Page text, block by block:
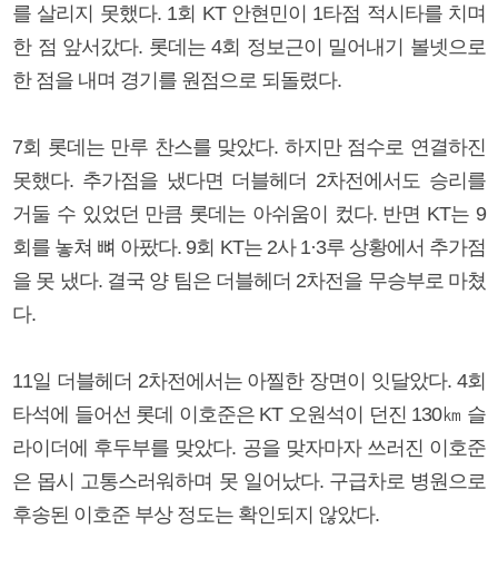
를 살리지 못했다. 1회 KT 안현민이 1타점 적시타를 치며
한 점 앞서갔다. 롯데는 4회 정보근이 밀어내기 볼넷으로
한 점을 내며 경기를 원점으로 되돌렸다.
7회 롯데는 만루 찬스를 맞았다. 하지만 점수로 연결하진
못했다. 추가점을 냈다면 더블헤더 2차전에서도 승리를
거둘 수 있었던 만큼 롯데는 아쉬움이 컸다. 반면 KT는 9
회를 놓쳐 뼈 아팠다. 9회 KT는 2사 1·3루 상황에서 추가점
을 못 냈다. 결국 양 팀은 더블헤더 2차전을 무승부로 마쳤
다.
11일 더블헤더 2차전에서는 아찔한 장면이 잇달았다. 4회
타석에 들어선 롯데 이호준은 KT 오원석이 던진 130㎞ 슬
라이더에 후두부를 맞았다. 공을 맞자마자 쓰러진 이호준
은 몹시 고통스러워하며 못 일어났다. 구급차로 병원으로
후송된 이호준 부상 정도는 확인되지 않았다.